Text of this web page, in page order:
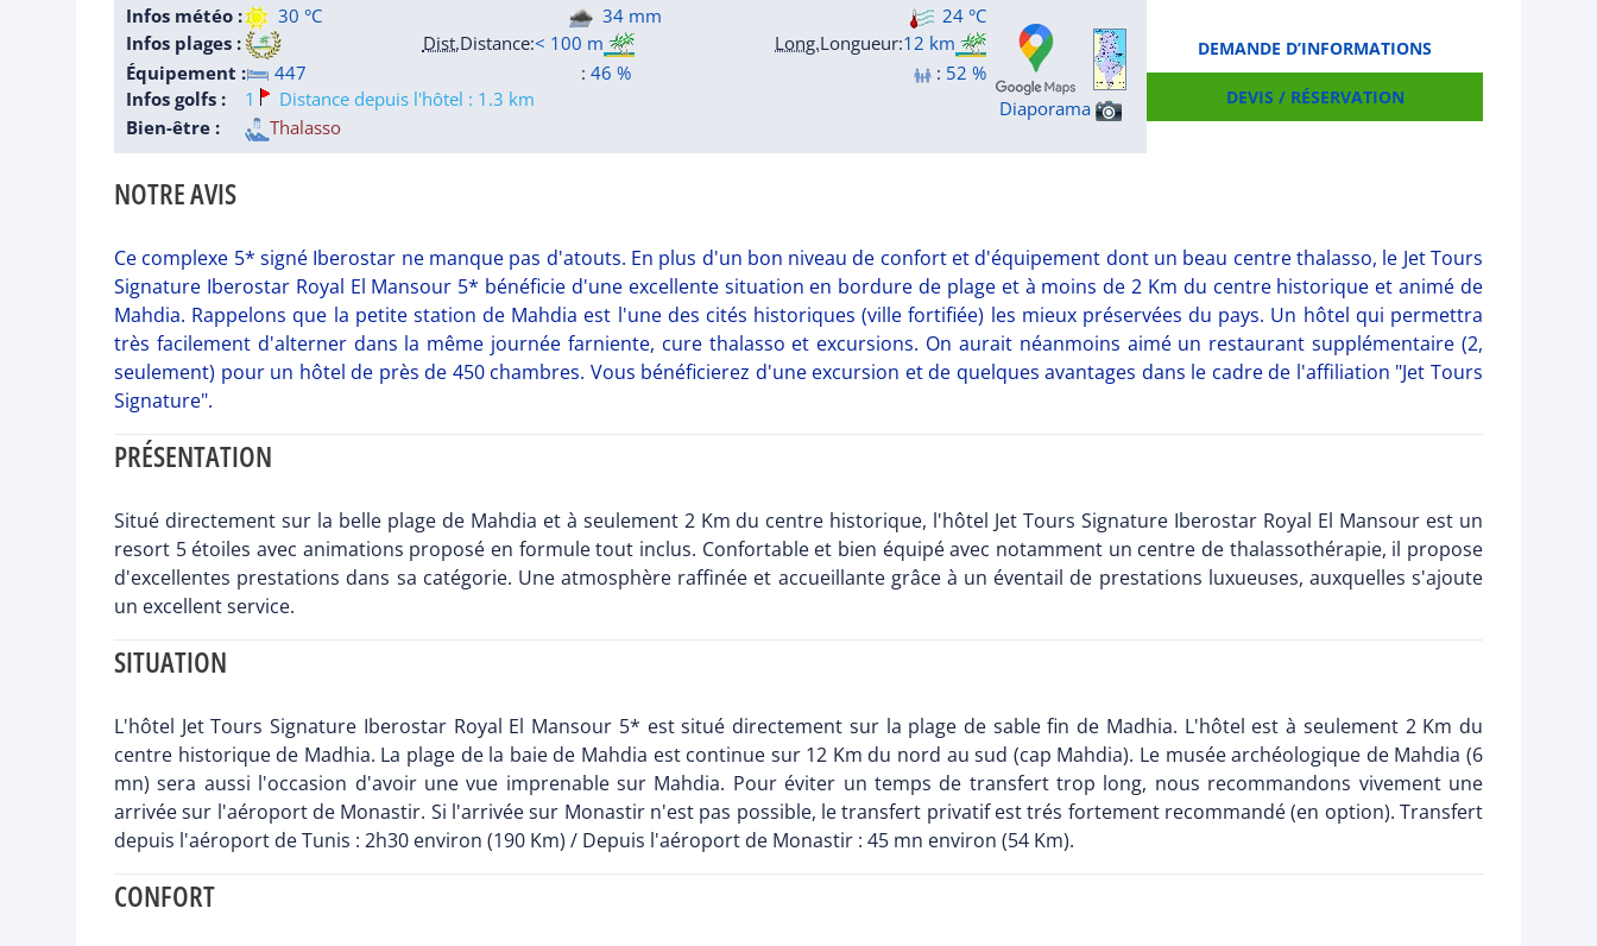
DEMANDE D’INFORMATIONS
DEVIS / RÉSERVATION
Infos météo : 30 °C 34 mm
24 °C
Infos plages :
Dist.Distance:< 100 m Long.Longueur:12 km
Équipement :
447 : 46 % : 52 %
Infos golfs :
1
Distance depuis l'hôtel : 1.3 km
Bien-être :
Thalasso
Diaporama
NOTRE AVIS
Ce complexe 5* signé Iberostar ne manque pas d'atouts. En plus d'un bon niveau de confort et d'équipement dont un beau centre thalasso, le Jet Tours
Signature Iberostar Royal El Mansour 5* bénéficie d'une excellente situation en bordure de plage et à moins de 2 Km du centre historique et animé de
Mahdia. Rappelons que la petite station de Mahdia est l'une des cités historiques (ville fortifiée) les mieux préservées du pays. Un hôtel qui permettra
très facilement d'alterner dans la même journée farniente, cure thalasso et excursions. On aurait néanmoins aimé un restaurant supplémentaire (2,
seulement) pour un hôtel de près de 450 chambres. Vous bénéficierez d'une excursion et de quelques avantages dans le cadre de l'affiliation "Jet Tours
Signature".
PRÉSENTATION
Situé directement sur la belle plage de Mahdia et à seulement 2 Km du centre historique, l'hôtel Jet Tours Signature Iberostar Royal El Mansour est un
resort 5 étoiles avec animations proposé en formule tout inclus. Confortable et bien équipé avec notamment un centre de thalassothérapie, il propose
d'excellentes prestations dans sa catégorie. Une atmosphère raffinée et accueillante grâce à un éventail de prestations luxueuses, auxquelles s'ajoute
un excellent service.
SITUATION
L'hôtel Jet Tours Signature Iberostar Royal El Mansour 5* est situé directement sur la plage de sable fin de Madhia. L'hôtel est à seulement 2 Km du
centre historique de Madhia. La plage de la baie de Mahdia est continue sur 12 Km du nord au sud (cap Mahdia). Le musée archéologique de Mahdia (6
mn) sera aussi l'occasion d'avoir une vue imprenable sur Mahdia. Pour éviter un temps de transfert trop long, nous recommandons vivement une
arrivée sur l'aéroport de Monastir. Si l'arrivée sur Monastir n'est pas possible, le transfert privatif est trés fortement recommandé (en option). Transfert
depuis l'aéroport de Tunis : 2h30 environ (190 Km) / Depuis l'aéroport de Monastir : 45 mn environ (54 Km).
CONFORT